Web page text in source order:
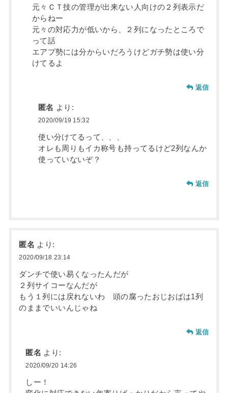
元々ＣＴ技の管理が出来ない人向けの２列表示だ
からねー
元々の対応力が低いから、２列になったところで
って話
エアプ勢には分からいだろうけどガチ勢は使い分
けてるよ
返信
匿名 より:
2020/09/19 15:32
使い分けてるって、、、
オレも周りもイカ称号も持ってるけど2列なんか
使っていないぞ？
返信
匿名 より:
2020/09/18 23:14
ダンチで使い易くなったんだが
２列サイコーなんだが
もう１列には戻れないわ 頭の腐ったおじおばは1列
のままでいいんじゃね
返信
匿名 より:
2020/09/20 14:26
しー！